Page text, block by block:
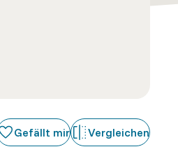
Gefällt mir Vergleichen